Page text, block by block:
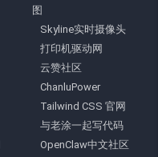
图
Skyline实时摄像头
打印机驱动网
云赞社区
ChanluPower
Tailwind CSS 官网
与老涂一起写代码
OpenClaw中文社区